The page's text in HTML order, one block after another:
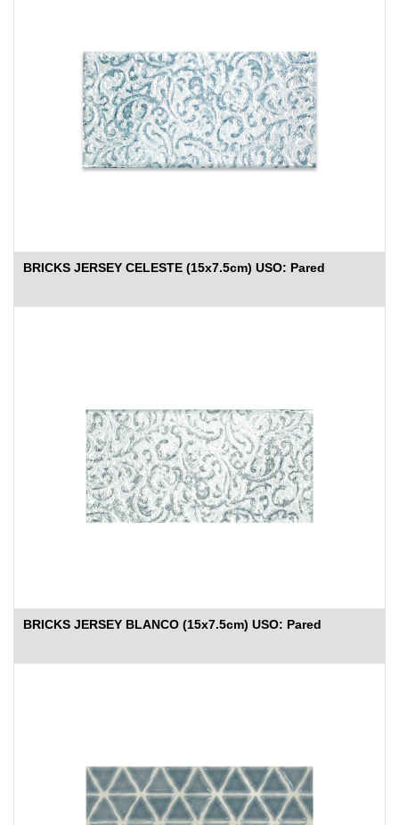
BRICKS JERSEY CELESTE (15x7.5cm) USO: Pared
BRICKS JERSEY BLANCO (15x7.5cm) USO: Pared